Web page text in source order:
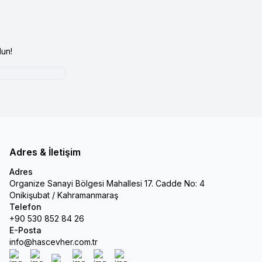
Adres & İletişim
Adres
Organize Sanayi Bölgesi Mahallesi 17. Cadde No: 4
Onikişubat / Kahramanmaraş
Telefon
+90 530 852 84 26
E-Posta
info@hascevher.com.tr